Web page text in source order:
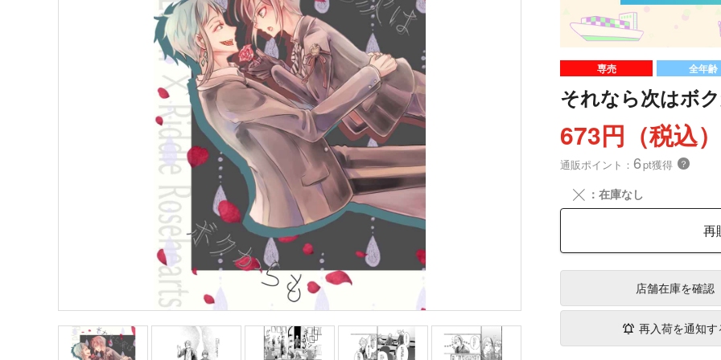
専売 全年齢
それなら次はボ
673円（税込）
通販ポイント： 6pt獲得 ？
╳ ：在庫なし
再
店舗在庫を確認
再入荷を通知す